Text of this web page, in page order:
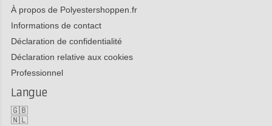
À propos de Polyestershoppen.fr
Informations de contact
Déclaration de confidentialité
Déclaration relative aux cookies
Professionnel
Langue
🇬🇧
🇳🇱